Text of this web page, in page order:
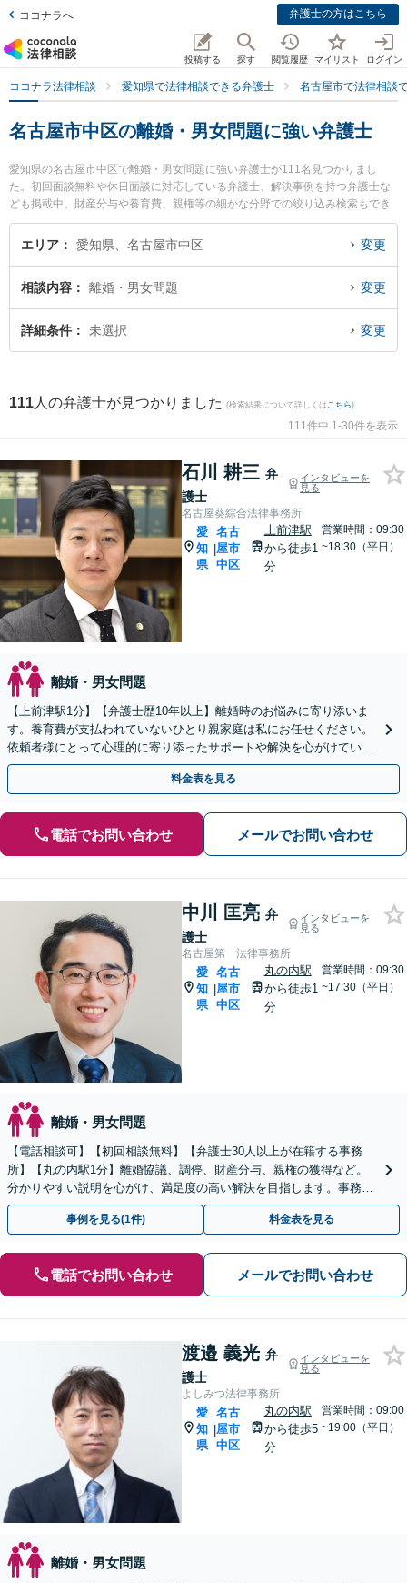
ココナラへ 弁護士の方はこちら
投稿する 探す 閲覧履歴 マイリスト ログイン
ココナラ法律相談 愛知県で法律相談できる弁護士 名古屋市で法律相談
名古屋市中区の離婚・男女問題に強い弁護士
愛知県の名古屋市中区で離婚・男女問題に強い弁護士が111名見つかりまし
た。初回面談無料や休日面談に対応している弁護士、解決事例を持つ弁護士な
ども掲載中。財産分与や養育費、親権等の細かな分野での絞り込み検索もでき
便利です。特に名古屋葵綜合法律事務所の石川 耕三弁護士や名古屋第一法律事
務所の中川 匡亮弁護士、よしみつ法律事務所の渡邉 義光弁護士のプロフィール
婚・男女問題のトラブル解決の実績豊富な近くの弁護士を検索したい』『初回
相談無料で離婚・男女問題を法律相談できる名古屋市中区内の弁護士に相談予
約したい』などでお困りの相談者さんにおすすめです。
エリア 愛知県、名古屋市中区 変更
相談内容 離婚・男女問題 変更
詳細条件 未選択 変更
111 人の弁護士が見つかりました (検索結果について詳しくは こちら)
111件中 1-30件を表示
石川 耕三 弁
護士
インタビューを
見る
名古屋葵綜合法律事務所
愛
知
県
|
名古
屋市
中区
上前津駅
から徒歩1
分
営業時間：09:30
~18:30（平日）
離婚・男女問題
【上前津駅1分】【弁護士歴10年以上】離婚時のお悩みに寄り添いま
す。養育費が支払われていないひとり親家庭は私にお任せください。
依頼者様にとって心理的に寄り添ったサポートや解決を心がけていま
す。【夜間面談可能】【オンライン相談可能】
料金表を見る
電話でお問い合わせ メールでお問い合わせ
中川 匡亮 弁
護士
インタビューを
見る
名古屋第一法律事務所
愛
知
県
|
名古
屋市
中区
丸の内駅
から徒歩1
分
営業時間：09:30
~17:30（平日）
離婚・男女問題
【電話相談可】【初回相談無料】【弁護士30人以上が在籍する事務
所】【丸の内駅1分】離婚協議、調停、財産分与、親権の獲得など。
分かりやすい説明を心がけ、満足度の高い解決を目指します。事務所
の所属の女性弁護士と2名体制で対応も可能
事例を見る(1件) 料金表を見る
電話でお問い合わせ メールでお問い合わせ
渡邉 義光 弁
護士
インタビューを
見る
よしみつ法律事務所
愛
知
県
|
名古
屋市
中区
丸の内駅
から徒歩5
分
営業時間：09:00
~19:00（平日）
離婚・男女問題